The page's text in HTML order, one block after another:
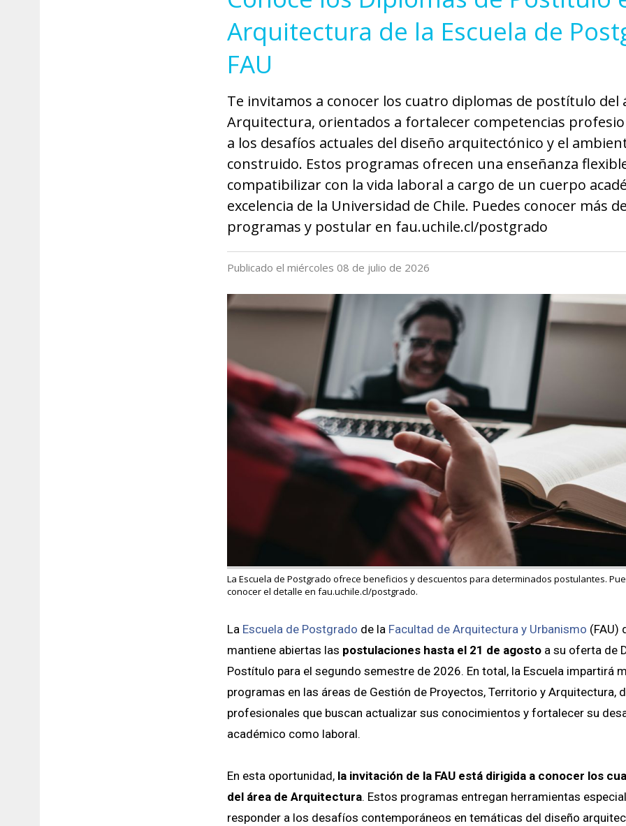
Arquitectura de la Escuela de
FAU
Te invitamos a conocer los cuatro diplomas de postítulo del
Arquitectura, orientados a fortalecer competencias
a los desafíos actuales del diseño arquitectónico y el
construido. Estos programas ofrecen una enseñanza
compatibilizar con la vida laboral a cargo de un cuerpo
excelencia de la Universidad de Chile. Puedes conocer más
programas y postular en fau.uchile.cl/postgrado
Publicado el miércoles 08 de julio de 2026
La Escuela de Postgrado ofrece beneficios y descuentos para determinados postulantes.
conocer el detalle en fau.uchile.cl/postgrado.
La Escuela de Postgrado de la Facultad de Arquitectura y Urbanismo (FAU)
mantiene abiertas las postulaciones hasta el 21 de agostoa su oferta de
Postítulo para el segundo semestre de 2026. En total, la Escuela impartirá
programas en las áreas de Gestión de Proyectos, Territorio y Arquitectura,
profesionales que buscan actualizar sus conocimientos y fortalecer su
académico como laboral.
En esta oportunidad, la invitación de la FAU está dirigida a conocer los
del área de Arquitectura. Estos programas entregan herramientas
responder a los desafíos contemporáneos en temáticas del diseño